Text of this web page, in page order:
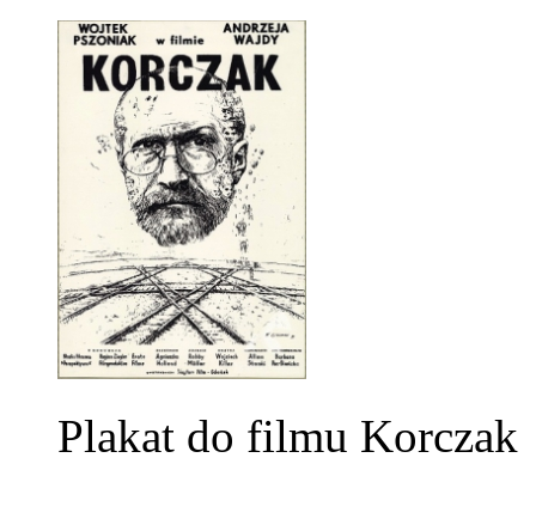
Plakat do filmu Korczak